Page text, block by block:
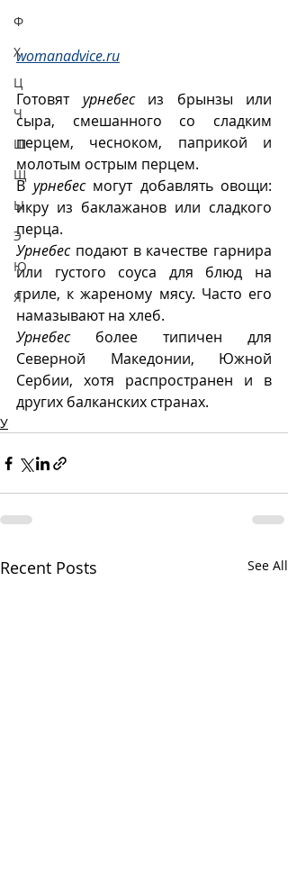
Ф
Х
Ц
Ч
Ш
Щ
Ы
Э
Ю
Я
womanadvice.ru
Готовят урнебес из брынзы или
сыра, смешанного со сладким
перцем, чесноком, паприкой и
молотым острым перцем.
В урнебес могут добавлять овощи:
икру из баклажанов или сладкого
перца.
Урнебес подают в качестве гарнира
или густого соуса для блюд на
гриле, к жареному мясу. Часто его
намазывают на хлеб.
Урнебес более типичен для
Северной Македонии, Южной
Сербии, хотя распространен и в
других балканских странах.
У
Recent Posts See All